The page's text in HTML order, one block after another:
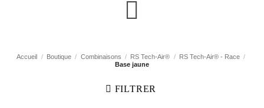
Accueil / Boutique / Combinaisons / RS Tech-Air® / RS Tech-Air® - Race /
Base jaune
FILTRER